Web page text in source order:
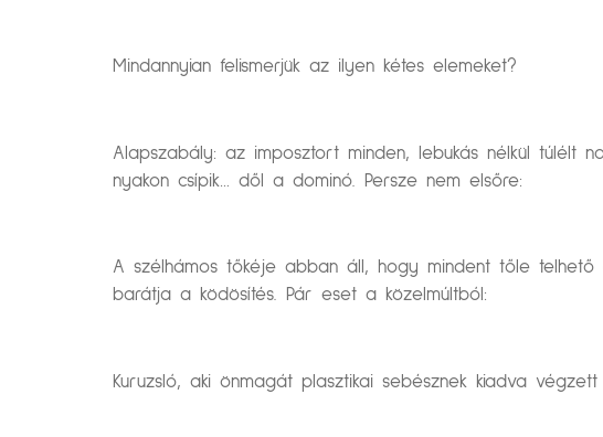
Mindannyian felismerjük az ilyen kétes elemeket?
Alapszabály: az imposztort minden, lebukás nélkül túlélt
nyakon csípik… dől a dominó. Persze nem elsőre:
A szélhámos tőkéje abban áll, hogy mindent tőle
barátja a ködösítés. Pár eset a közelmúltból:
Kuruzsló, aki önmagát plasztikai sebésznek kiadva